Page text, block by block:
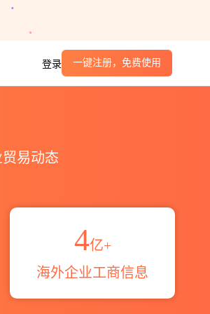
登录 一键注册，免费使用
易动态
4亿+
海外企业工商信息